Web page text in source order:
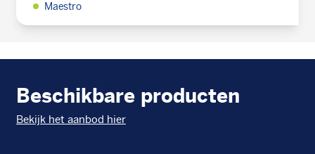
Maestro
Beschikbare producten
Bekijk het aanbod hier